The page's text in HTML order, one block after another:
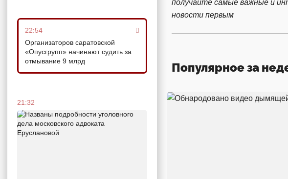
22:54
Организаторов саратовской
«Опусгрупп» начинают судить за
отмывание 9 млрд
21:32
получайте самые важные и
новости первым
Популярное за